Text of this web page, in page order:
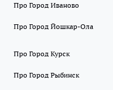
Про Город Иваново
Про Город Йошкар-Ола
Про Город Курск
Про Город Рыбинск